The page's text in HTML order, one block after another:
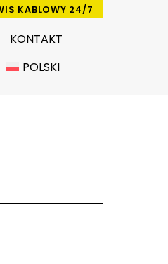
KABLOWY 24/7
KONTAKT
POLSKI